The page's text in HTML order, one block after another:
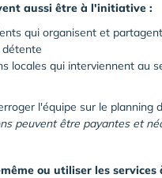
aussi être à l'initiative :
qui organisent et
locales qui interviennent au
l'équipe sur le planning
peuvent être payantes et
ou utiliser les services